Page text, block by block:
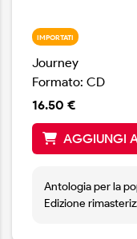
IMPORTATI
Journey
Formato: CD
16.50 €
AGGIUNGI
Antologia per la
Edizione